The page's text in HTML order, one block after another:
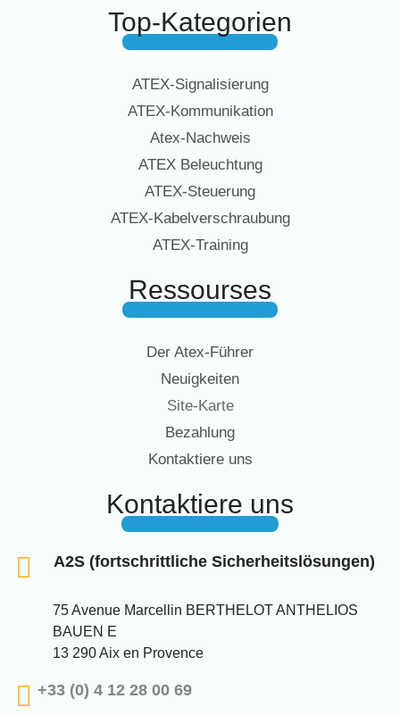
Top-Kategorien
ATEX-Signalisierung
ATEX-Kommunikation
Atex-Nachweis
ATEX Beleuchtung
ATEX-Steuerung
ATEX-Kabelverschraubung
ATEX-Training
Ressourses
Der Atex-Führer
Neuigkeiten
Site-Karte
Bezahlung
Kontaktiere uns
Kontaktiere uns
A2S (fortschrittliche Sicherheitslösungen)
75 Avenue Marcellin BERTHELOT ANTHELIOS
BAUEN E
13 290 Aix en Provence
+33 (0) 4 12 28 00 69